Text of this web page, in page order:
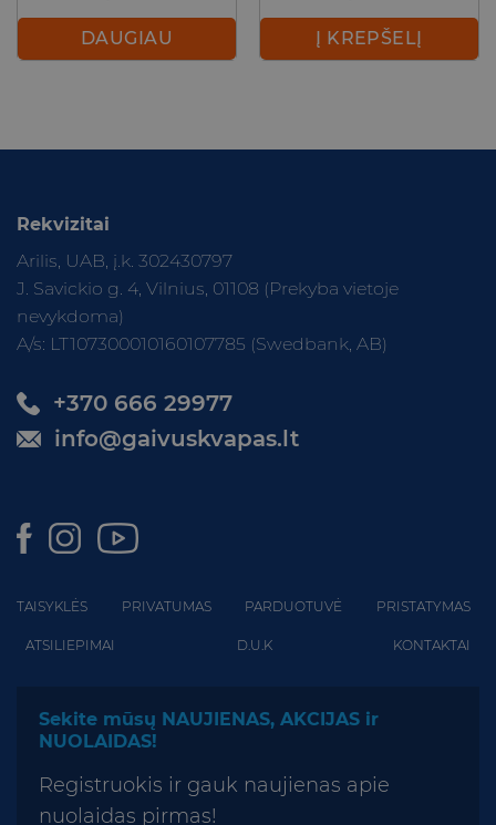
DAUGIAU Į KREPŠELĮ
Rekvizitai
Arilis, UAB, į.k. 302430797
J. Savickio g. 4, Vilnius, 01108 (Prekyba vietoje
nevykdoma)
A/s: LT107300010160107785 (Swedbank, AB)
+370 666 29977
info@gaivuskvapas.lt
TAISYKLĖS PRIVATUMAS PARDUOTUVĖ PRISTATYMAS
ATSILIEPIMAI D.U.K KONTAKTAI
Sekite mūsų NAUJIENAS, AKCIJAS ir
NUOLAIDAS!
Registruokis ir gauk naujienas apie
nuolaidas pirmas!